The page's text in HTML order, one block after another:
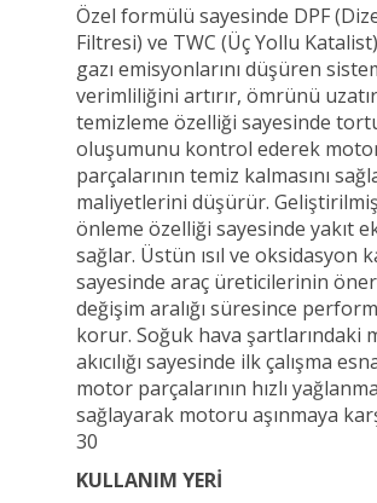
Özel formülü sayesinde DPF
Filtresi) ve TWC (Üç Yollu
gazı emisyonlarını düşüren
verimliliğini artırır, ömrünü
temizleme özelliği sayesinde
oluşumunu kontrol ederek
parçalarının temiz kalmasını
maliyetlerini düşürür.
önleme özelliği sayesinde yakıt
sağlar. Üstün ısıl ve oksidasyon
sayesinde araç üreticilerinin
değişim aralığı süresince
korur. Soğuk hava şartlarındaki
akıcılığı sayesinde ilk çalışma
motor parçalarının hızlı
sağlayarak motoru aşınmaya
30
KULLANIM YERİ